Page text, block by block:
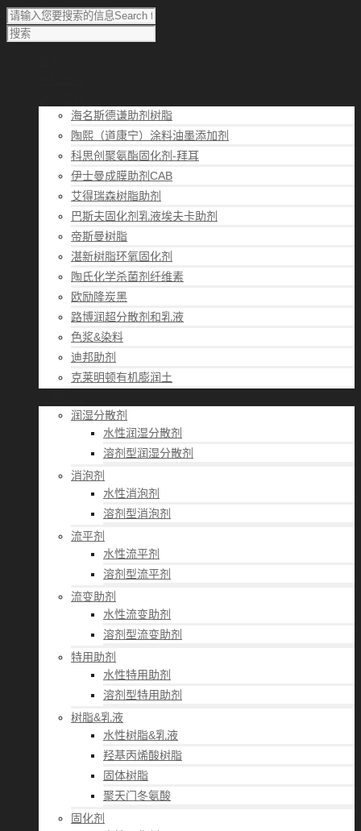
海名斯德谦助剂树脂
陶熙（道康宁）涂料油墨添加剂
科思创聚氨酯固化剂-拜耳
伊士曼成膜助剂CAB
艾得瑞森树脂助剂
巴斯夫固化剂乳液埃夫卡助剂
帝斯曼树脂
湛新树脂环氧固化剂
陶氏化学杀菌剂纤维素
欧励隆炭黑
路博润超分散剂和乳液
色浆&染料
迪邦助剂
克莱明顿有机膨润土
润湿分散剂
水性润湿分散剂
溶剂型润湿分散剂
消泡剂
水性消泡剂
溶剂型消泡剂
流平剂
水性流平剂
溶剂型流平剂
流变助剂
水性流变助剂
溶剂型流变助剂
特用助剂
水性特用助剂
溶剂型特用助剂
树脂&乳液
水性树脂&乳液
羟基丙烯酸树脂
固体树脂
聚天门冬氨酸
固化剂